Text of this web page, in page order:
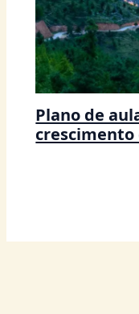
Plano de
crescimento